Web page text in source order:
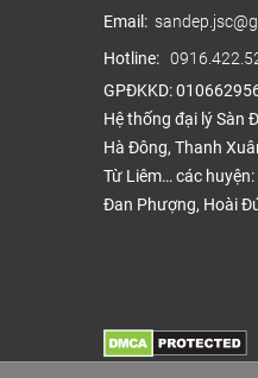
Email:
Hotline:
GPĐKKD:
Hệ thống đại lý Sàn
Hà Đông, Thanh
Từ Liêm… các
Đan Phượng, Hoài